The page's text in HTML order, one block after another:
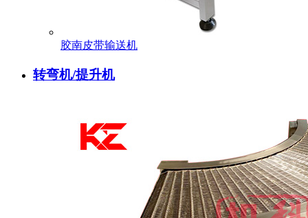
胶南皮带输送机
转弯机/提升机